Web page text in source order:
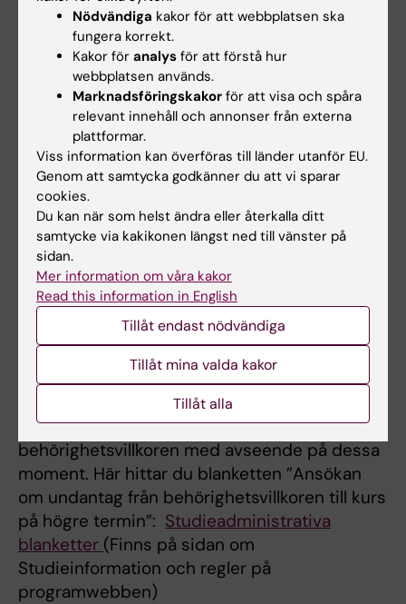
i slutet av terminen.
Om du har ingått i grupp och genomfört
hela projektet med undantag för själva
redovisningen, finns ett rest-
redovisningstillfälle straxt efter ordinarie
tillfälle – se aktuell Canvassida. Missar du
det tillfället, får du vänta till nästa
ordinarie tillfälle.
Du som ska resta delarna ”Laboration” och
/eller/ ”Metabola projektet med
posterredovisning” med grupp (vid nästa
ordinarie tillfälle) vid höstterminens sista
vecka kommer inte att hinna bli behörig till
termin 3, eftersom de kommer så sent på
terminen att resultatet inte säkert hinner in i
Ladok i tid för uppflyttning.
Du har möjlighet att ansöka om undantag från
behörighetsvillkoren med avseende på dessa
moment. Här hittar du blanketten ”Ansökan
om undantag från behörighetsvillkoren till kurs
på högre termin”: Studieadministrativa
blanketter (Finns på sidan om
Studieinformation och regler på
programwebben)
Nödvändiga kakor för att webbplatsen ska
fungera korrekt.
Kakor för analys för att förstå hur
webbplatsen används.
Marknadsföringskakor för att visa och spåra
relevant innehåll och annonser från externa
plattformar.
Viss information kan överföras till länder utanför EU.
Genom att samtycka godkänner du att vi sparar
cookies.
Du kan när som helst ändra eller återkalla ditt
samtycke via kakikonen längst ned till vänster på
sidan.
Mer information om våra kakor
Read this information in English
Tillåt endast nödvändiga
Tillåt mina valda kakor
Tillåt alla